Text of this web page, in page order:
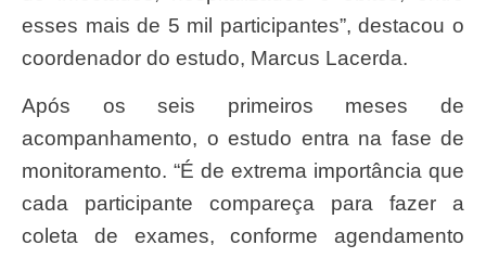
esses mais de 5 mil participantes”, destacou o
coordenador do estudo, Marcus Lacerda.
Após os seis primeiros meses de
acompanhamento, o estudo entra na fase de
monitoramento. “É de extrema importância que
cada participante compareça para fazer a
coleta de exames, conforme agendamento